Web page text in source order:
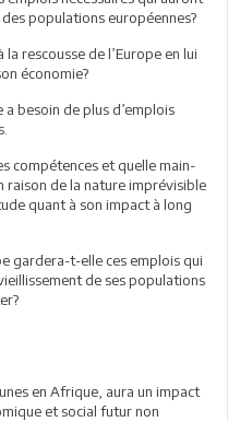
populations européennes?
rescousse de l’Europe en lui
économie?
besoin de plus d’emplois
compétences et quelle main-
raison de la nature imprévisible
quant à son impact à long
gardera-t-elle ces emplois qui
de ses populations
en Afrique, aura un impact
et social futur non